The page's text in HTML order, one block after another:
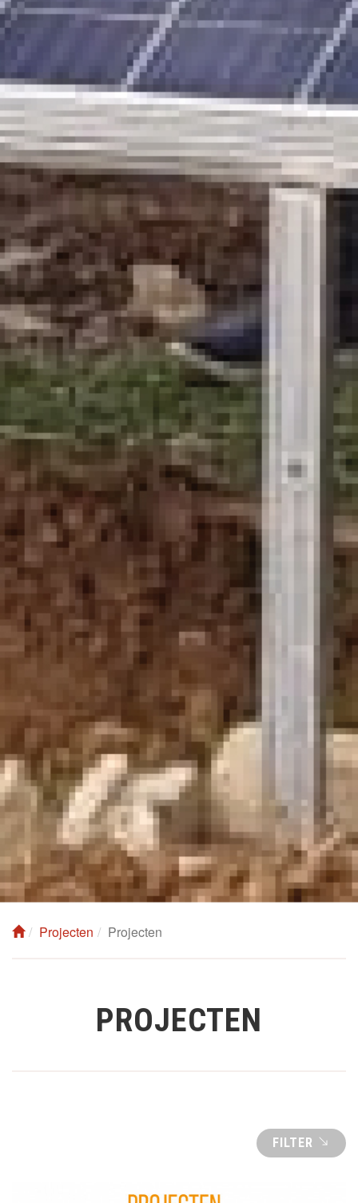
Projecten Projecten
PROJECTEN
FILTER